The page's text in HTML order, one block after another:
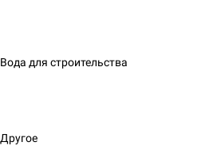
Вода для строительства
Другое